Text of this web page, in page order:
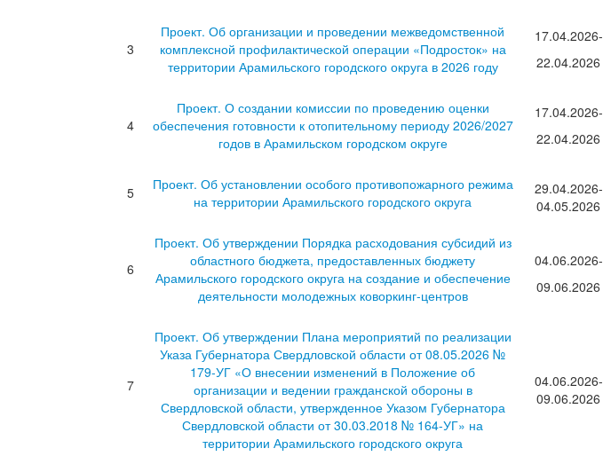
3
Проект. Об организации и проведении межведомственной
комплексной профилактической операции «Подросток» на
территории Арамильского городского округа в 2026 году
17.04.2026-
22.04.2026
4
Проект. О создании комиссии по проведению оценки
обеспечения готовности к отопительному периоду 2026/2027
годов в Арамильском городском округе
17.04.2026-
22.04.2026
5
Проект. Об установлении особого противопожарного режима
на территории Арамильского городского округа
29.04.2026-
04.05.2026
6
Проект. Об утверждении Порядка расходования субсидий из
областного бюджета, предоставленных бюджету
Арамильского городского округа на создание и обеспечение
деятельности молодежных коворкинг-центров
04.06.2026-
09.06.2026
7
Проект. Об утверждении Плана мероприятий по реализации
Указа Губернатора Свердловской области от 08.05.2026 №
179-УГ «О внесении изменений в Положение об
организации и ведении гражданской обороны в
Свердловской области, утвержденное Указом Губернатора
Свердловской области от 30.03.2018 № 164-УГ» на
территории Арамильского городского округа
04.06.2026-
09.06.2026